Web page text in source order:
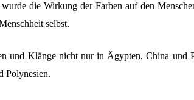
die Wirkung der Farben auf den
selbst.
und Klänge nicht nur in Ägypten, China und
Polynesien.